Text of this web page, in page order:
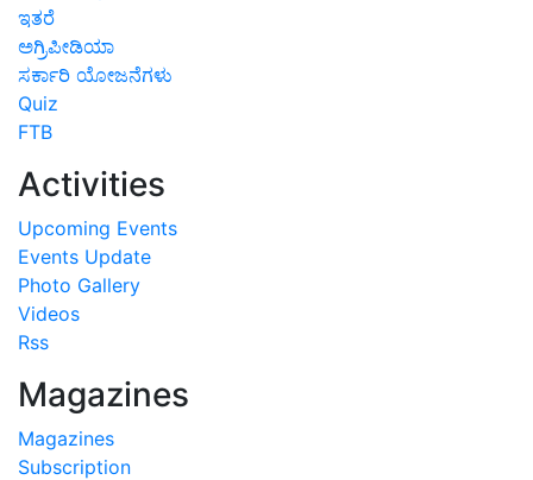
ಇತರೆ
ಅಗ್ರಿಪೀಡಿಯಾ
ಸರ್ಕಾರಿ ಯೋಜನೆಗಳು
Quiz
FTB
Activities
Upcoming Events
Events Update
Photo Gallery
Videos
Rss
Magazines
Magazines
Subscription